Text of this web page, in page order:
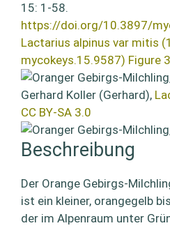
15: 1-58.
https://doi.org/10.3897/
Lactarius alpinus var mitis
mycokeys.15.9587) Figure 3
Gerhard Koller (Gerhard),
CC BY-SA 3.0
Beschreibung
Der Orange Gebirgs-
ist ein kleiner, orangegelb
der im Alpenraum unter